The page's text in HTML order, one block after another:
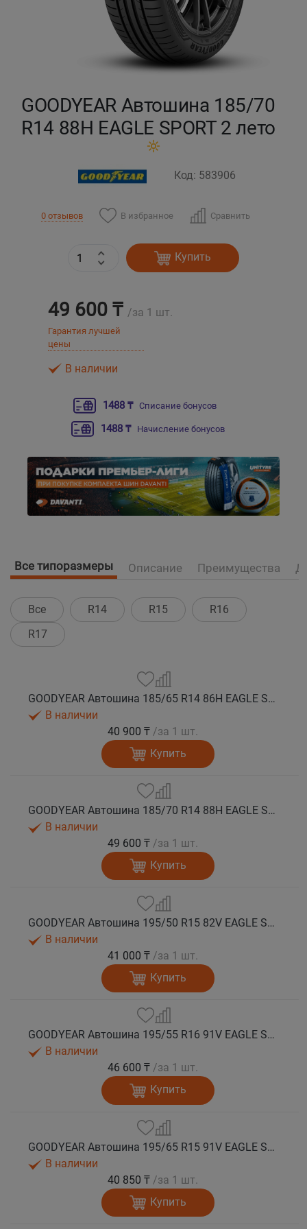
GOODYEAR Автошина 185/70
R14 88H EAGLE SPORT 2 лето
Код: 583906
0 отзывов В избранное Сравнить
Купить
49 600 ₸ /за 1 шт.
Гарантия лучшей
цены
В наличии
1488 ₸ Списание бонусов
1488 ₸ Начисление бонусов
Все типоразмеры Описание Преимущества
Все R14 R15
R16
R17
GOODYEAR Автошина 185/65 R14 86H EAGLE SPORT 2 лето
В наличии
40 900 ₸ /за 1 шт.
Купить
GOODYEAR Автошина 185/70 R14 88H EAGLE SPORT 2 лето
В наличии
49 600 ₸ /за 1 шт.
Купить
GOODYEAR Автошина 195/50 R15 82V EAGLE SPORT 2 FP лето
В наличии
41 000 ₸ /за 1 шт.
Купить
GOODYEAR Автошина 195/55 R16 91V EAGLE SPORT 2 XL лето
В наличии
46 600 ₸ /за 1 шт.
Купить
GOODYEAR Автошина 195/65 R15 91V EAGLE SPORT 2 лето
В наличии
40 850 ₸ /за 1 шт.
Купить
Павлодар
Темиртау
Уральск
Усть-Каменогорск
Бишкек